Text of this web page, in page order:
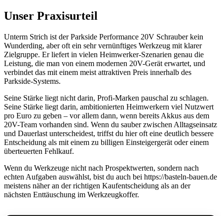
Unser Praxisurteil
Unterm Strich ist der Parkside Performance 20V Schrauber kein
Wunderding, aber oft ein sehr vernünftiges Werkzeug mit klarer
Zielgruppe. Er liefert in vielen Heimwerker-Szenarien genau die
Leistung, die man von einem modernen 20V-Gerät erwartet, und
verbindet das mit einem meist attraktiven Preis innerhalb des
Parkside-Systems.
Seine Stärke liegt nicht darin, Profi-Marken pauschal zu schlagen.
Seine Stärke liegt darin, ambitionierten Heimwerkern viel Nutzwert
pro Euro zu geben – vor allem dann, wenn bereits Akkus aus dem
20V-Team vorhanden sind. Wenn du sauber zwischen Alltagseinsatz
und Dauerlast unterscheidest, triffst du hier oft eine deutlich bessere
Entscheidung als mit einem zu billigen Einsteigergerät oder einem
überteuerten Fehlkauf.
Wenn du Werkzeuge nicht nach Prospektwerten, sondern nach
echten Aufgaben auswählst, bist du auch bei https://basteln-bauen.de
meistens näher an der richtigen Kaufentscheidung als an der
nächsten Enttäuschung im Werkzeugkoffer.